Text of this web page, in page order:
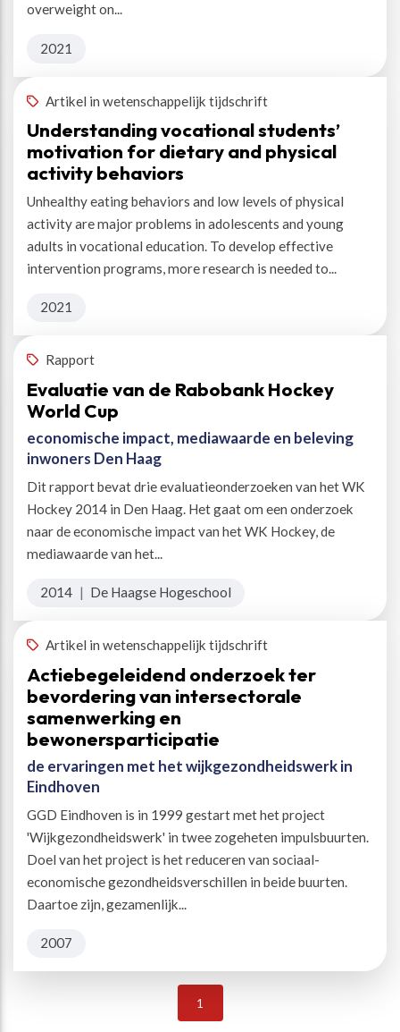
overweight on...
2021
Artikel in wetenschappelijk tijdschrift
Understanding vocational students’
motivation for dietary and physical
activity behaviors
Unhealthy eating behaviors and low levels of physical
activity are major problems in adolescents and young
adults in vocational education. To develop effective
intervention programs, more research is needed to...
2021
Rapport
Evaluatie van de Rabobank Hockey
World Cup
economische impact, mediawaarde en beleving
inwoners Den Haag
Dit rapport bevat drie evaluatieonderzoeken van het WK
Hockey 2014 in Den Haag. Het gaat om een onderzoek
naar de economische impact van het WK Hockey, de
mediawaarde van het...
2014 | De Haagse Hogeschool
Artikel in wetenschappelijk tijdschrift
Actiebegeleidend onderzoek ter
bevordering van intersectorale
samenwerking en
bewonersparticipatie
de ervaringen met het wijkgezondheidswerk in
Eindhoven
GGD Eindhoven is in 1999 gestart met het project
'Wijkgezondheidswerk' in twee zogeheten impulsbuurten.
Doel van het project is het reduceren van sociaal-
economische gezondheidsverschillen in beide buurten.
Daartoe zijn, gezamenlijk...
2007
1